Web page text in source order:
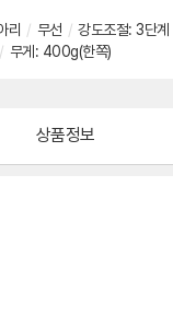
리 / 무선 / 강도조절: 3단계
/ 무게: 400g(한쪽)
상품정보